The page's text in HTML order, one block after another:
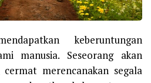
keberuntungan
manusia. Seseorang akan
merencanakan segala